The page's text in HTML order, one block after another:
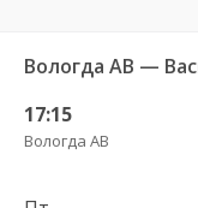
Вологда АВ —
17:15
Вологда АВ